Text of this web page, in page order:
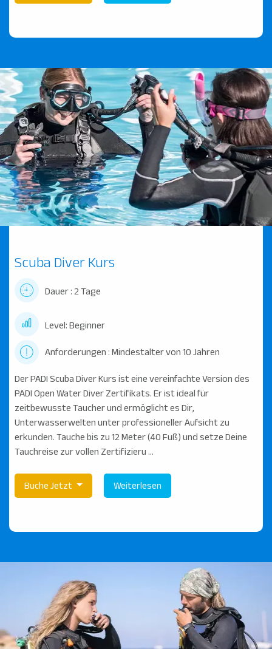
Scuba Diver Kurs
Dauer : 2 Tage
Level: Beginner
Anforderungen : Mindestalter von 10 Jahren
Der PADI Scuba Diver Kurs ist eine vereinfachte Version des
PADI Open Water Diver Zertifikats. Er ist ideal für
zeitbewusste Taucher und ermöglicht es Dir,
Unterwasserwelten unter professioneller Aufsicht zu
erkunden. Tauche bis zu 12 Meter (40 Fuß) und setze Deine
Tauchreise zur vollen Zertifizieru ...
Buche Jetzt Weiterlesen